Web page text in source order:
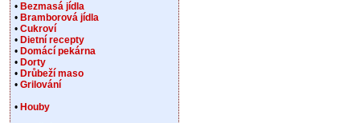
• Bezmasá jídla
• Bramborová jídla
• Cukroví
• Dietní recepty
• Domácí pekárna
• Dorty
• Drůbeží maso
• Grilování
• Houby